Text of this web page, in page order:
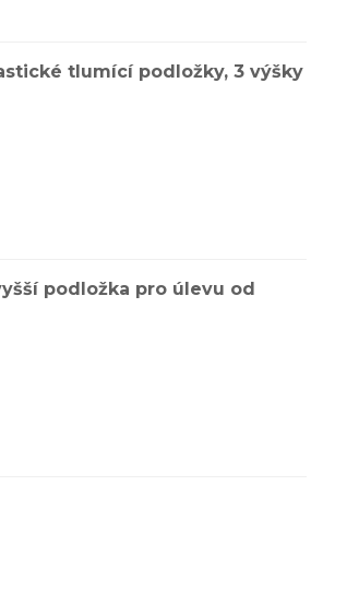
tlumící podložky, 3 výšky
podložka pro úlevu od